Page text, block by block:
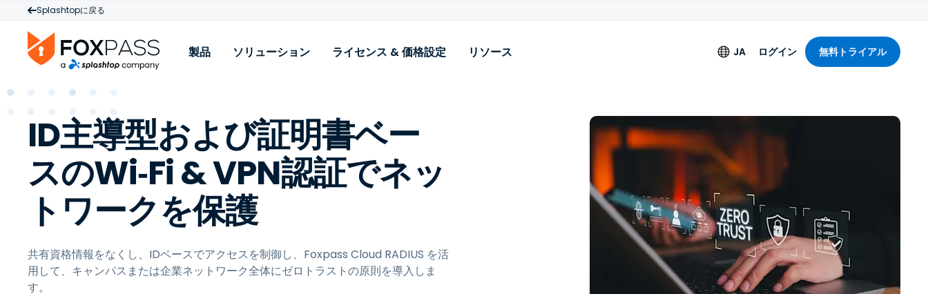
Splashtopに戻る
製品
Cloud RADIUS
Cloud LDAP
ライセンスと価格設定
IDプロバイダーの統合
MDM統合とSCEP
BYOD 証明書インストーラー
Foxpass API
アドオン
拡張ログ
エンジニアリングライセンス
ソリューション
Wi‑Fi & VPN 認証
Microsoft NPS Migration
Passwordless Network 認証
ADからクラウドアイデンテ
ィティへの移行
ソフトウェア, Tech & SaaS
テレコム（OpenRoaming +
ライセンス & 価格設定 リソース
ブログ
ケーススタディ
パンフレット
JA
言語
English
Deutsch
Español
Français
Italiano
Nederlands
Português
ログイン 無料トライアル
ID主導型および証明書ベー
スのWi‑Fi & VPN認証でネッ
トワークを保護
共有資格情報をなくし、IDベースでアクセスを制御し、Foxpass Cloud RADIUS を活
用して、キャンパスまたは企業ネットワーク全体にゼロトラストの原則を導入しま
す。